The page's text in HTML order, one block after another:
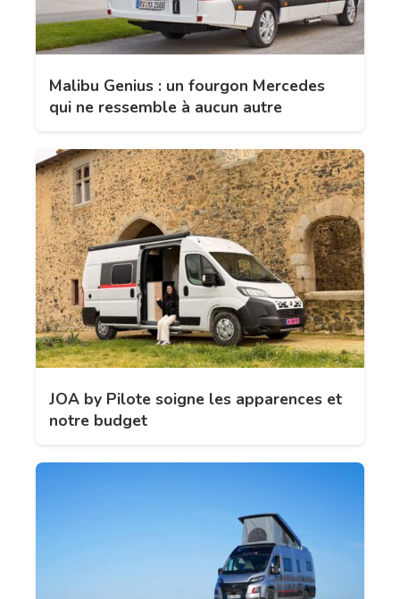
Malibu Genius : un fourgon Mercedes
qui ne ressemble à aucun autre
JOA by Pilote soigne les apparences et
notre budget